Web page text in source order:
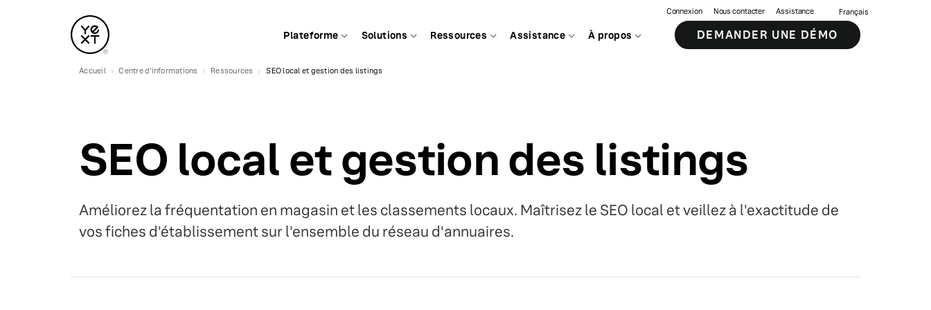
Plateforme Solutions Ressources Assistance À propos
Connexion Nous contacter Assistance Français
DEMANDER UNE DÉMO
Accueil Centre d'informations Ressources SEO local et gestion des listings
SEO local et gestion des listings
Améliorez la fréquentation en magasin et les classements locaux. Maîtrisez le SEO local et veillez à l'exactitude de
vos fiches d'établissement sur l'ensemble du réseau d'annuaires.